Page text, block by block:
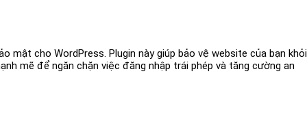
mật cho WordPress. Plugin này giúp bảo vệ website của bạn khỏi
mẽ để ngăn chặn việc đăng nhập trái phép và tăng cường an